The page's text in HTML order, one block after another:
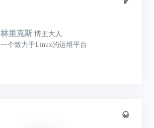
林里克斯 博主大人
一个致力于Linux的运维平台